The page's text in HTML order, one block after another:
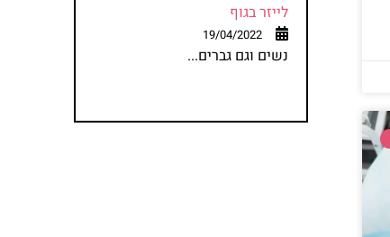
לייזר בגוף
19/04/2022
נשים וגם גברים...